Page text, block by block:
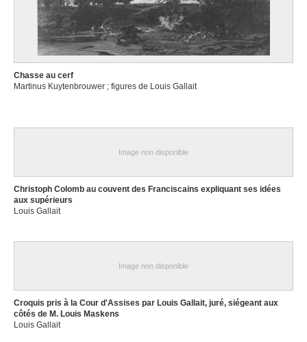
Chasse au cerf
Martinus Kuytenbrouwer ; figures de Louis Gallait
Image non disponible
Christoph Colomb au couvent des Franciscains expliquant ses idées
aux supérieurs
Louis Gallait
Image non disponible
Croquis pris à la Cour d'Assises par Louis Gallait, juré, siégeant aux
côtés de M. Louis Maskens
Louis Gallait